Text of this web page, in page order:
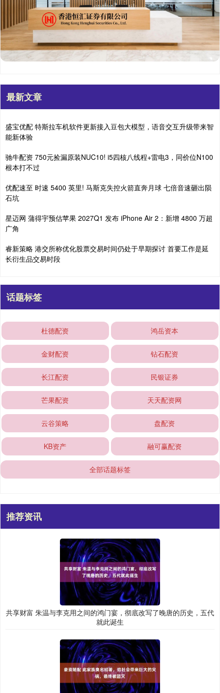
最新文章
盛宝优配 特斯拉车机软件更新接入豆包大模型，语音交互升级带来智
能新体验
驰牛配资 750元捡漏原装NUC10! i5四核八线程+雷电3，同价位N100
根本打不过
优配速至 时速 5400 英里! 马斯克失控火箭直奔月球 七倍音速砸出陨
石坑
星迈网 蒲得宇预估苹果 2027Q1 发布 iPhone Air 2：新增 4800 万超
广角
睿新策略 港交所称优化股票交易时间仍处于早期探讨 首要工作是延
长衍生品交易时段
话题标签
杜德配资 鸿岳资本
金财配资 钻石配资
长江配资 民银证券
芒果配资 天天配资网
云谷策略 盘配资
KB资产 融可赢配资
全部话题标签
推荐资讯
共享财富 朱温与李克用之间的鸿门宴，彻底改写了晚唐的历史，五代
就此诞生